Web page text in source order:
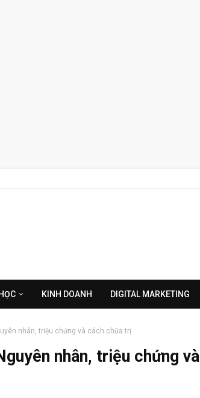
KINH DOANH DIGITAL MARKETING
nhân, triệu chứng và cách chữa trị
nhân, triệu chứng và